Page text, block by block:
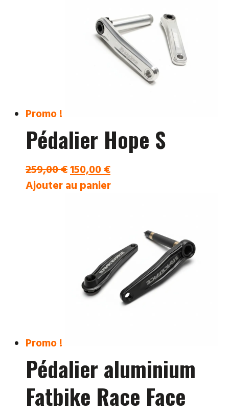
Promo !
Pédalier Hope S
259,00€Le
prix
150,00€Le
prix
150,00 €.
Ajouter au panier
Promo !
Pédalier aluminium
Fatbike Race Face